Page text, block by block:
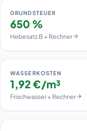
GRUNDSTEUER
650 %
Hebesatz B + Rechner
WASSERKOSTEN
1,92 €/m³
Frischwasser + Rechner